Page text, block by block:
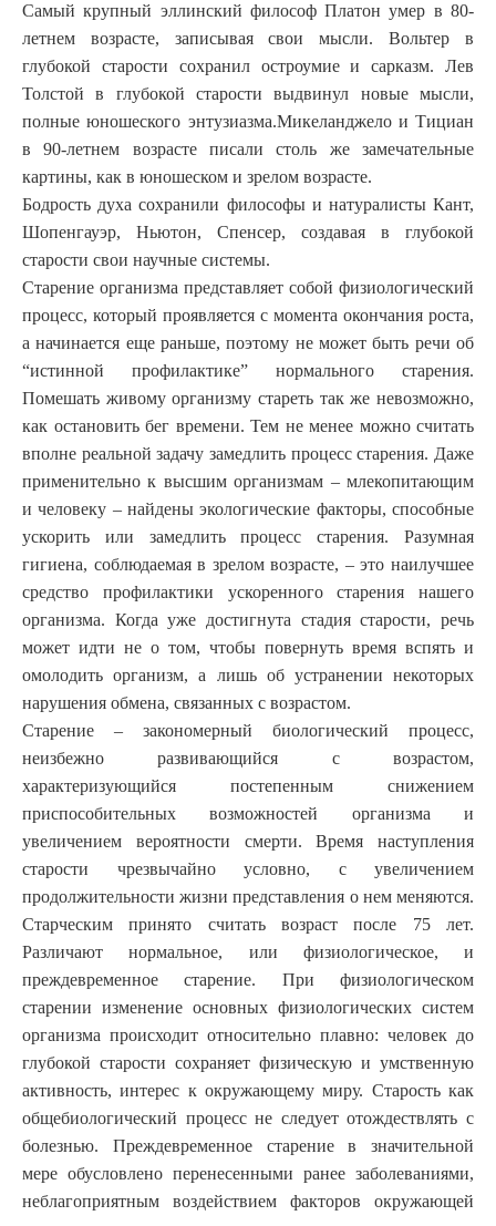
Самый крупный эллинский философ Платон умер в 80-
летнем возрасте, записывая свои мысли. Вольтер в
глубокой старости сохранил остроумие и сарказм. Лев
Толстой в глубокой старости выдвинул новые мысли,
полные юношеского энтузиазма.Микеланджело и Тициан
в 90-летнем возрасте писали столь же замечательные
картины, как в юношеском и зрелом возрасте.
Бодрость духа сохранили философы и натуралисты Кант,
Шопенгауэр, Ньютон, Спенсер, создавая в глубокой
старости свои научные системы.
Старение организма представляет собой физиологический
процесс, который проявляется с момента окончания роста,
а начинается еще раньше, поэтому не может быть речи об
“истинной профилактике” нормального старения.
Помешать живому организму стареть так же невозможно,
как остановить бег времени. Тем не менее можно считать
вполне реальной задачу замедлить процесс старения. Даже
применительно к высшим организмам – млекопитающим
и человеку – найдены экологические факторы, способные
ускорить или замедлить процесс старения. Разумная
гигиена, соблюдаемая в зрелом возрасте, – это наилучшее
средство профилактики ускоренного старения нашего
организма. Когда уже достигнута стадия старости, речь
может идти не о том, чтобы повернуть время вспять и
омолодить организм, а лишь об устранении некоторых
нарушения обмена, связанных с возрастом.
Старение – закономерный биологический процесс,
неизбежно развивающийся с возрастом,
характеризующийся постепенным снижением
приспособительных возможностей организма и
увеличением вероятности смерти. Время наступления
старости чрезвычайно условно, с увеличением
продолжительности жизни представления о нем меняются.
Старческим принято считать возраст после 75 лет.
Различают нормальное, или физиологическое, и
преждевременное старение. При физиологическом
старении изменение основных физиологических систем
организма происходит относительно плавно: человек до
глубокой старости сохраняет физическую и умственную
активность, интерес к окружающему миру. Старость как
общебиологический процесс не следует отождествлять с
болезнью. Преждевременное старение в значительной
мере обусловлено перенесенными ранее заболеваниями,
неблагоприятным воздействием факторов окружающей